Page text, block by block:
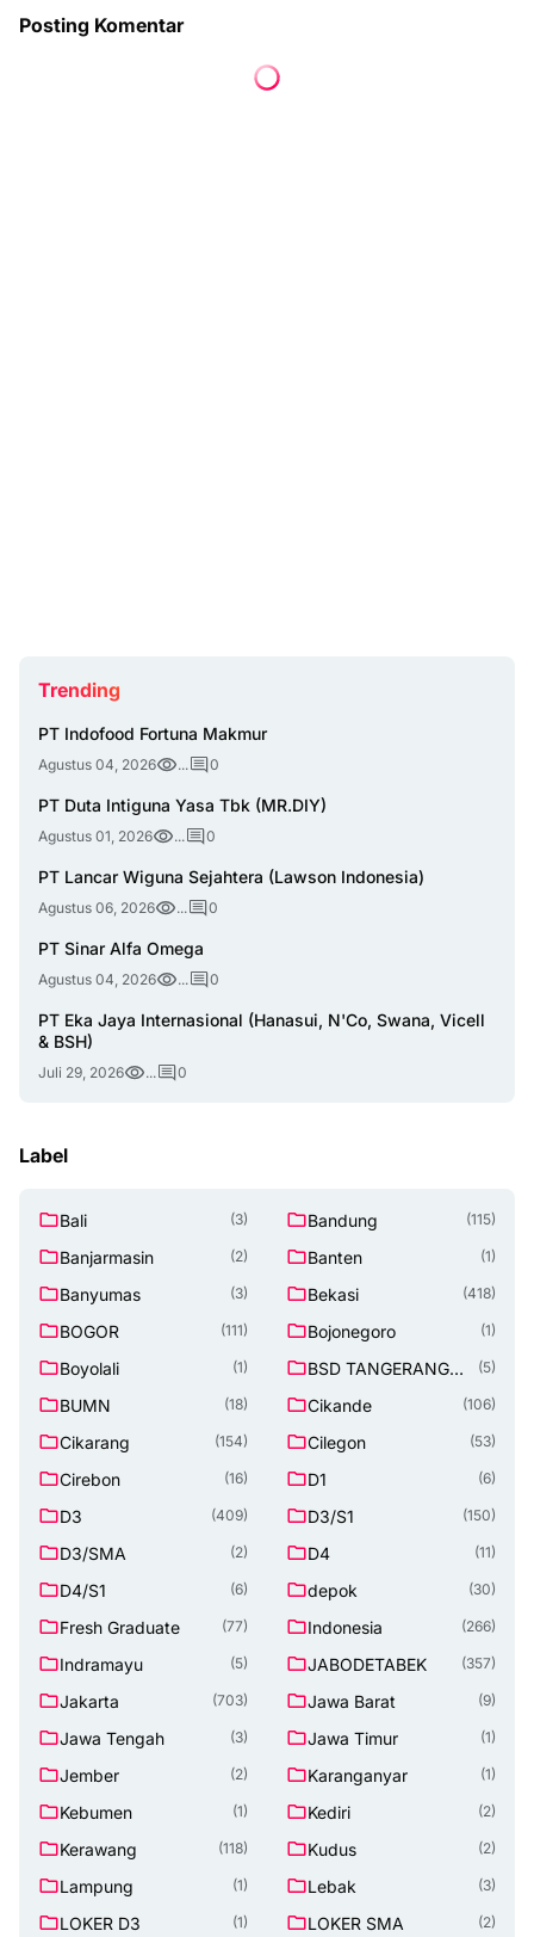
Posting Komentar
Trending
PT Indofood Fortuna Makmur
Agustus 04, 2026 ... 0
PT Duta Intiguna Yasa Tbk (MR.DIY)
Agustus 01, 2026 ... 0
PT Lancar Wiguna Sejahtera (Lawson Indonesia)
Agustus 06, 2026 ... 0
PT Sinar Alfa Omega
Agustus 04, 2026 ... 0
PT Eka Jaya Internasional (Hanasui, N'Co, Swana, Vicell
& BSH)
Juli 29, 2026 ... 0
Label
Bali (3) Bandung (115)
Banjarmasin (2) Banten (1)
Banyumas (3) Bekasi (418)
BOGOR (111) Bojonegoro (1)
Boyolali (1)
BSD TANGERANG
(5)
BUMN (18) Cikande (106)
Cikarang (154) Cilegon (53)
Cirebon (16) D1 (6)
D3 (409) D3/S1 (150)
D3/SMA (2) D4 (11)
D4/S1 (6) depok (30)
Fresh Graduate (77) Indonesia (266)
Indramayu (5) JABODETABEK (357)
Jakarta (703) Jawa Barat (9)
Jawa Tengah (3) Jawa Timur (1)
Jember (2) Karanganyar (1)
Kebumen (1) Kediri (2)
Kerawang (118) Kudus (2)
Lampung (1) Lebak (3)
LOKER D3 (1) LOKER SMA (2)